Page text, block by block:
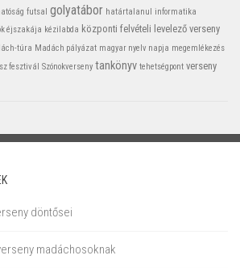
futsal golyatábor határtalanul informatika
éjszakája kézilabda központi felvételi levelező verseny
túra Madách pályázat magyar nyelv napja megemlékezés
fesztivál Szónokverseny tankönyv tehetségpont verseny
döntősei
madáchosoknak